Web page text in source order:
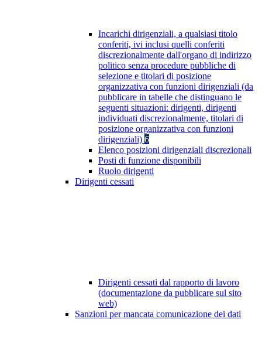
Incarichi dirigenziali, a qualsiasi titolo
conferiti, ivi inclusi quelli conferiti
discrezionalmente dall'organo di indirizzo
politico senza procedure pubbliche di
selezione e titolari di posizione
organizzativa con funzioni dirigenziali (da
pubblicare in tabelle che distinguano le
seguenti situazioni: dirigenti, dirigenti
individuati discrezionalmente, titolari di
posizione organizzativa con funzioni
dirigenziali) 6
Elenco posizioni dirigenziali discrezionali
Posti di funzione disponibili
Ruolo dirigenti
Dirigenti cessati
Dirigenti cessati dal rapporto di lavoro
(documentazione da pubblicare sul sito
web)
Sanzioni per mancata comunicazione dei dati